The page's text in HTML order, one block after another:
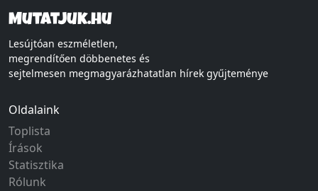
Mutatjuk.hu
Lesújtóan eszméletlen,
megrendítően döbbenetes és
sejtelmesen megmagyarázhatatlan hírek gyűjteménye
Oldalaink
Toplista
Írások
Statisztika
Rólunk